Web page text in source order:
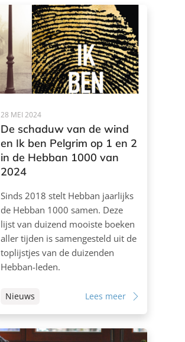
28 MEI 2024
De schaduw van de wind
en Ik ben Pelgrim op 1 en 2
in de Hebban 1000 van
2024
Sinds 2018 stelt Hebban jaarlijks
de Hebban 1000 samen. Deze
lijst van duizend mooiste boeken
aller tijden is samengesteld uit de
toplijstjes van de duizenden
Hebban-leden.
Nieuws Lees meer